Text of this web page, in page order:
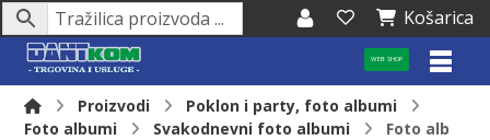
Košarica
WEB SHOP
Proizvodi
Poklon i party, foto albumi
Foto albumi
Svakodnevni foto albumi
Foto alb